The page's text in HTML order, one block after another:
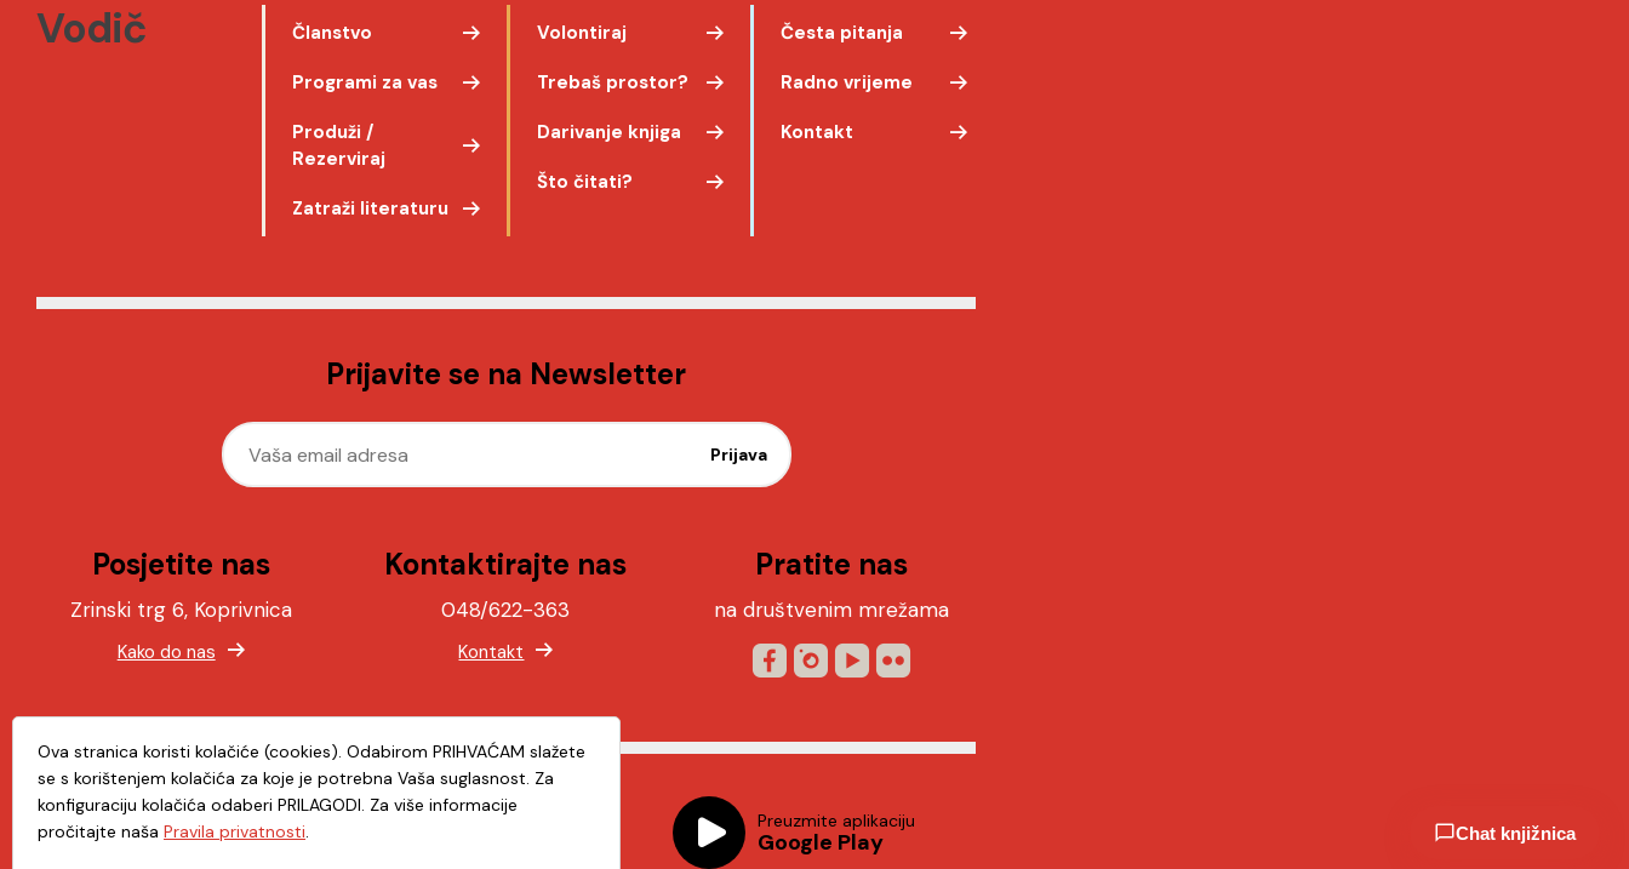
Vodič Članstvo
Programi za vas
Produži /
Rezerviraj
Zatraži literaturu
Volontiraj
Trebaš prostor?
Darivanje knjiga
Što čitati?
Česta pitanja
Radno vrijeme
Kontakt
Prijavite se na Newsletter
Posjetite nas
Zrinski trg 6, Koprivnica
Kako do nas
Kontaktirajte nas
048/622-363
Kontakt
Pratite nas
na društvenim mrežama
Preuzmite aplikaciju Preuzmite aplikaciju
Google Play Chat knjižnica
Ova stranica koristi kolačiće (cookies). Odabirom PRIHVAĆAM slažete
se s korištenjem kolačića za koje je potrebna Vaša suglasnost. Za
konfiguraciju kolačića odaberi PRILAGODI. Za više informacije
pročitajte naša Pravila privatnosti.